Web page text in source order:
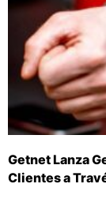
Getnet Lanza
Clientes a